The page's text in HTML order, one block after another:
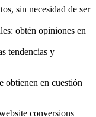
sin necesidad de ser
obtén opiniones en
tendencias y
obtienen en cuestión